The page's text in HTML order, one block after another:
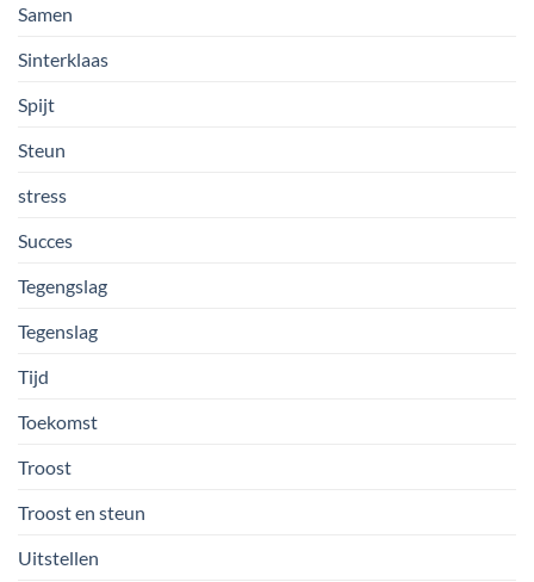
Samen
Sinterklaas
Spijt
Steun
stress
Succes
Tegengslag
Tegenslag
Tijd
Toekomst
Troost
Troost en steun
Uitstellen